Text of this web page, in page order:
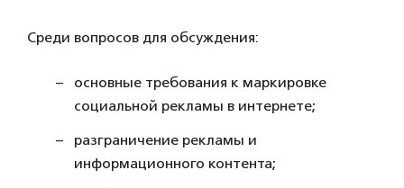
Среди вопросов для обсуждения:
основные требования к маркировке
социальной рекламы в интернете;
разграничение рекламы и
информационного контента;